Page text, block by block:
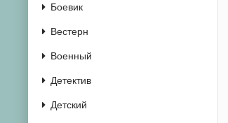
Боевик
Вестерн
Военный
Детектив
Детский